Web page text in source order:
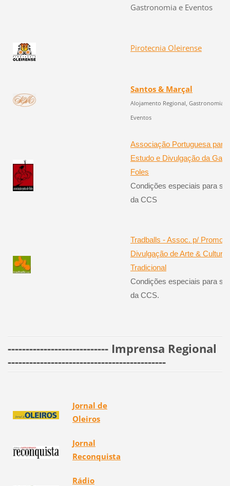
Gastronomia e Eventos
Pirotecnia Oleirense
Santos & Marçal
Alojamento Regional, Gastronomia e
Eventos
Associação Portuguesa para
Estudo e Divulgação da
Foles
Condições especiais para
da CCS
Tradballs - Assoc. p/
Divulgação de Arte & Cultura
Tradicional
Condições especiais para
da CCS.
---------------------------- Imprensa Regional
--------------------------------------------
Jornal de
Oleiros
Jornal
Reconquista
Rádio